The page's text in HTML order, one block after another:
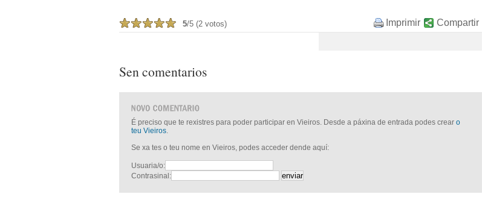
5/5 (2 votos) Compartir
Imprimir
Sen comentarios
É preciso que te rexistres para poder participar en Vieiros. Desde a páxina de entrada podes crear o
teu Vieiros.
Se xa tes o teu nome en Vieiros, podes acceder dende aquí:
Usuaria/o:
Contrasinal: